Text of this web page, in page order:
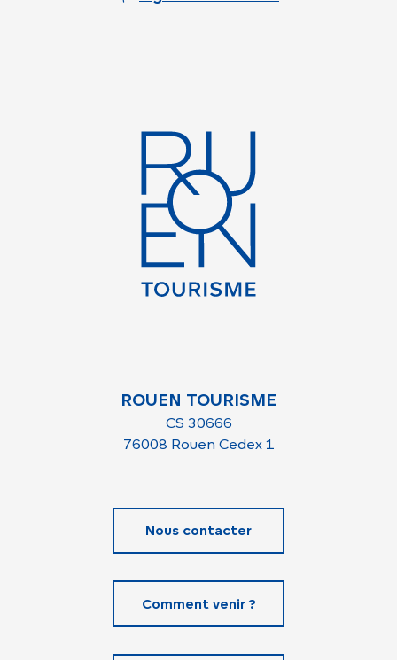
ROUEN TOURISME
CS 30666
76008 Rouen Cedex 1
Nous contacter
Comment venir ?